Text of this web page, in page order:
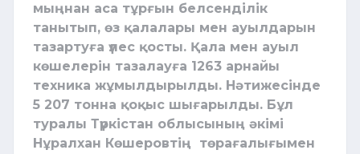
мыңнан аса тұрғын белсенділік
танытып, өз қалалары мен ауылдарын
тазартуға үлес қосты. Қала мен ауыл
көшелерін тазалауға 1263 арнайы
техника жұмылдырылды. Нәтижесінде
5 207 тонна қоқыс шығарылды. Бұл
туралы Түркістан облысының әкімі
Нұралхан Көшеровтің төрағалығымен